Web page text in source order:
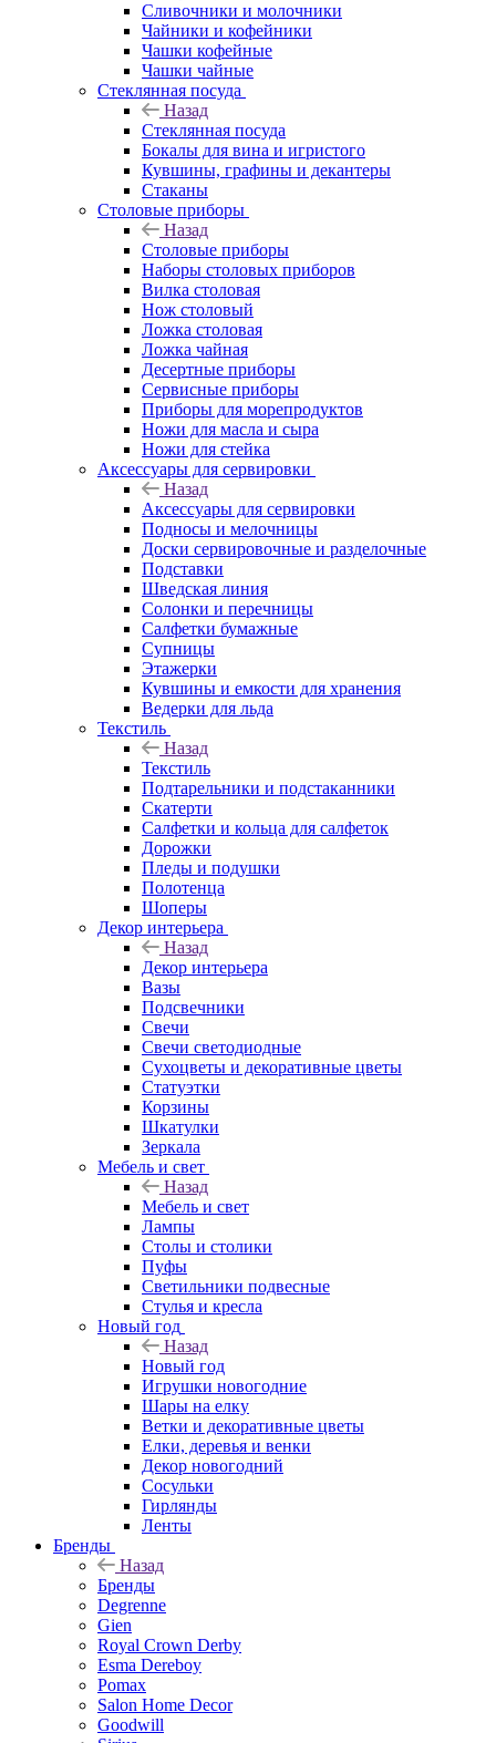
Сливочники и молочники
Чайники и кофейники
Чашки кофейные
Чашки чайные
Стеклянная посуда
Назад
Стеклянная посуда
Бокалы для вина и игристого
Кувшины, графины и декантеры
Стаканы
Столовые приборы
Назад
Столовые приборы
Наборы столовых приборов
Вилка столовая
Нож столовый
Ложка столовая
Ложка чайная
Десертные приборы
Сервисные приборы
Приборы для морепродуктов
Ножи для масла и сыра
Ножи для стейка
Аксессуары для сервировки
Назад
Аксессуары для сервировки
Подносы и мелочницы
Доски сервировочные и разделочные
Подставки
Шведская линия
Солонки и перечницы
Салфетки бумажные
Супницы
Этажерки
Кувшины и емкости для хранения
Ведерки для льда
Текстиль
Назад
Текстиль
Подтарельники и подстаканники
Скатерти
Салфетки и кольца для салфеток
Дорожки
Пледы и подушки
Полотенца
Шоперы
Декор интерьера
Назад
Декор интерьера
Вазы
Подсвечники
Свечи
Свечи светодиодные
Сухоцветы и декоративные цветы
Статуэтки
Корзины
Шкатулки
Зеркала
Мебель и свет
Назад
Мебель и свет
Лампы
Столы и столики
Пуфы
Светильники подвесные
Стулья и кресла
Новый год
Назад
Новый год
Игрушки новогодние
Шары на елку
Ветки и декоративные цветы
Елки, деревья и венки
Декор новогодний
Сосульки
Гирлянды
Ленты
Бренды
Назад
Бренды
Degrenne
Gien
Royal Crown Derby
Esma Dereboy
Pomax
Salon Home Decor
Goodwill